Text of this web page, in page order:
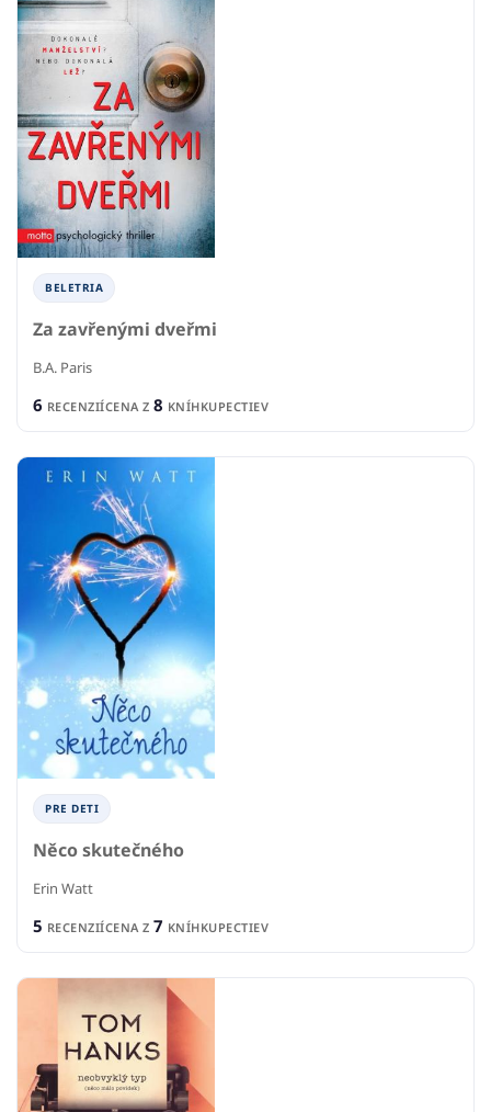
BELETRIA
Za zavřenými dveřmi
B.A. Paris
6 RECENZIÍCENA Z 8 KNÍHKUPECTIEV
PRE DETI
Něco skutečného
Erin Watt
5 RECENZIÍCENA Z 7 KNÍHKUPECTIEV